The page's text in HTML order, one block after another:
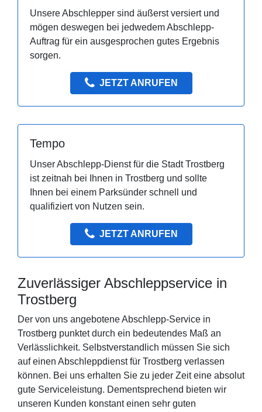
Unsere Abschlepper sind äußerst versiert und
mögen deswegen bei jedwedem Abschlepp-
Auftrag für ein ausgesprochen gutes Ergebnis
sorgen.
JETZT ANRUFEN
Tempo
Unser Abschlepp-Dienst für die Stadt Trostberg
ist zeitnah bei Ihnen in Trostberg und sollte
Ihnen bei einem Parksünder schnell und
qualifiziert von Nutzen sein.
JETZT ANRUFEN
Zuverlässiger Abschleppservice in
Trostberg
Der von uns angebotene Abschlepp-Service in
Trostberg punktet durch ein bedeutendes Maß an
Verlässlichkeit. Selbstverstandlich müssen Sie sich
auf einen Abschleppdienst für Trostberg verlassen
können. Bei uns erhalten Sie zu jeder Zeit eine absolut
gute Serviceleistung. Dementsprechend bieten wir
unseren Kunden konstant einen sehr guten